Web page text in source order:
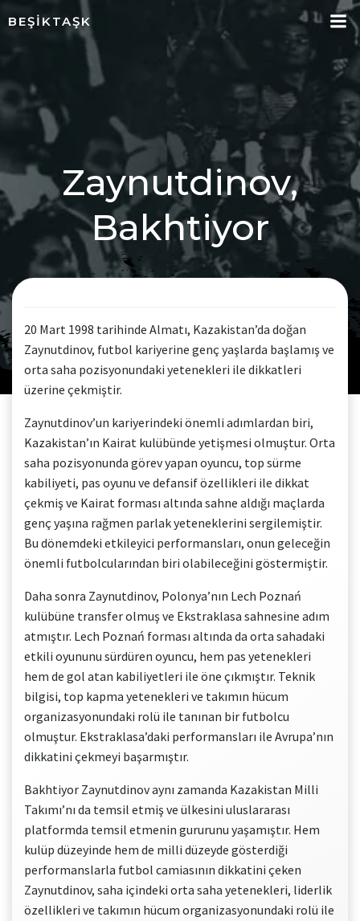
BEŞIKTAŞK
Zaynutdinov,
Bakhtiyor
20 Mart 1998 tarihinde Almatı, Kazakistan’da doğan
Zaynutdinov, futbol kariyerine genç yaşlarda başlamış ve
orta saha pozisyonundaki yetenekleri ile dikkatleri
üzerine çekmiştir.
Zaynutdinov’un kariyerindeki önemli adımlardan biri,
Kazakistan’ın Kairat kulübünde yetişmesi olmuştur. Orta
saha pozisyonunda görev yapan oyuncu, top sürme
kabiliyeti, pas oyunu ve defansif özellikleri ile dikkat
çekmiş ve Kairat forması altında sahne aldığı maçlarda
genç yaşına rağmen parlak yeteneklerini sergilemiştir.
Bu dönemdeki etkileyici performansları, onun geleceğin
önemli futbolcularından biri olabileceğini göstermiştir.
Daha sonra Zaynutdinov, Polonya’nın Lech Poznań
kulübüne transfer olmuş ve Ekstraklasa sahnesine adım
atmıştır. Lech Poznań forması altında da orta sahadaki
etkili oyununu sürdüren oyuncu, hem pas yetenekleri
hem de gol atan kabiliyetleri ile öne çıkmıştır. Teknik
bilgisi, top kapma yetenekleri ve takımın hücum
organizasyonundaki rolü ile tanınan bir futbolcu
olmuştur. Ekstraklasa’daki performansları ile Avrupa’nın
dikkatini çekmeyi başarmıştır.
Bakhtiyor Zaynutdinov aynı zamanda Kazakistan Milli
Takımı’nı da temsil etmiş ve ülkesini uluslararası
platformda temsil etmenin gururunu yaşamıştır. Hem
kulüp düzeyinde hem de milli düzeyde gösterdiği
performanslarla futbol camiasının dikkatini çeken
Zaynutdinov, saha içindeki orta saha yetenekleri, liderlik
özellikleri ve takımın hücum organizasyonundaki rolü ile